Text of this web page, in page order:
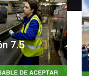
7.5
de equipaje,